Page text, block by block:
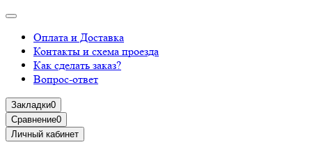
Оплата и Доставка
Контакты и схема проезда
Как сделать заказ?
Вопрос-ответ
Закладки0
Сравнение0
Личный кабинет